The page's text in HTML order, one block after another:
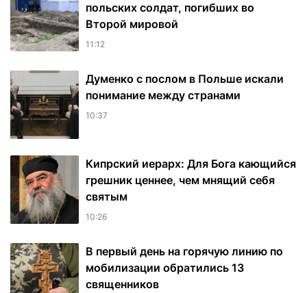
польских солдат, погибших во
Второй мировой
11:12
Думенко с послом в Польше искали
понимание между странами
10:37
Кипрский иерарх: Для Бога кающийся
грешник ценнее, чем мнящий себя
святым
10:26
В первый день на горячую линию по
мобилизации обратились 13
священников